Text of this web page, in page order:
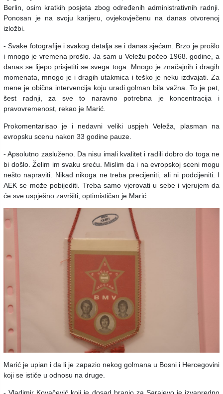
Berlin, osim kratkih posjeta zbog određenih administrativnih radnji.
Ponosan je na svoju karijeru, ovjekovječenu na danas otvorenoj
izložbi.
- Svake fotografije i svakog detalja se i danas sjećam. Brzo je prošlo
i mnogo je vremena prošlo. Ja sam u Veležu počeo 1968. godine, a
danas se lijepo prisjetiti se svega toga. Mnogo je značajnih i dragih
momenata, mnogo je i dragih utakmica i teško je neku izdvajati. Za
mene je obična intervencija koju uradi golman bila važna. To je pet,
šest radnji, za sve to naravno potrebna je koncentracija i
pravovremenost, rekao je Marić.
Prokomentarisao je i nedavni veliki uspjeh Veleža, plasman na
evropsku scenu nakon 33 godine pauze.
- Apsolutno zasluženo. Da nisu imali kvalitet i radili dobro do toga ne
bi došlo. Želim im svaku sreću. Mislim da i na evropskoj sceni mogu
nešto napraviti. Nikad nikoga ne treba precijeniti, ali ni podcijeniti. I
AEK se može pobijediti. Treba samo vjerovati u sebe i vjerujem da
će sve uspješno završiti, optimističan je Marić.
Marić je upian i da li je zapazio nekog golmana u Bosni i Hercegovini
koji se ističe u odnosu na druge.